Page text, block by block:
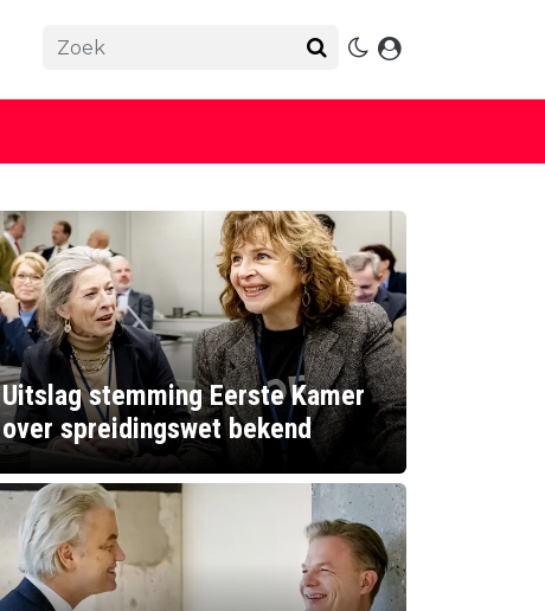
Uitslag stemming Eerste Kamer
over spreidingswet bekend